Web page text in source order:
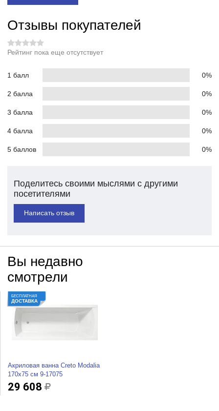
Отзывы покупателей
Рейтинг пока еще отсутствует
1 балл 0%
2 балла 0%
3 балла 0%
4 балла 0%
5 баллов 0%
Поделитесь своими мыслями с другими
посетителями
Написать отзыв
Вы недавно
смотрели
БЕСПЛАТНАЯ
ДОСТАВКА
Акриловая ванна Creto Modalia
170x75 см 9-17075
29 608